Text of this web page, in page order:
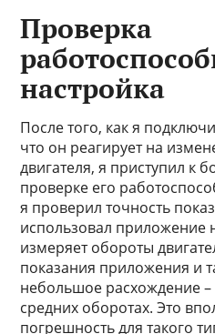
Проверка
настройка
После того, как я
что он реагирует на
двигателя, я приступил к
проверке его
я проверил точность
использовал приложение
измеряет обороты
показания приложения и
небольшое расхождение
средних оборотах. Это
погрешность для такого